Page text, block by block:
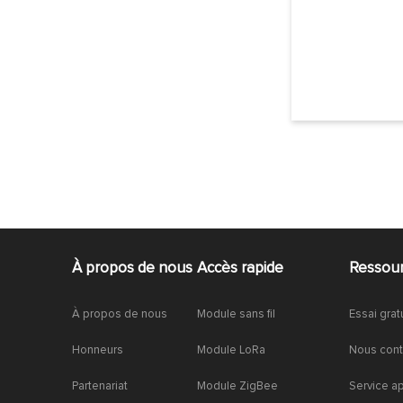
À propos de nous
À propos de nous
Honneurs
Partenariat
Accès rapide
Module sans fil
Module LoRa
Module ZigBee
Essai
Nous
Service